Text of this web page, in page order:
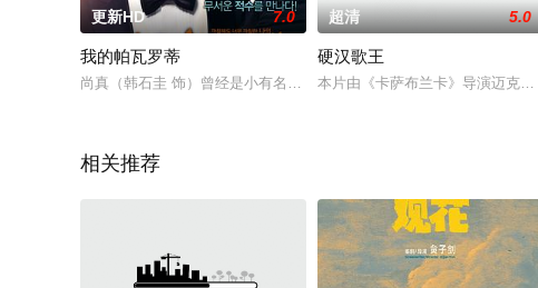
更新HD 7.0
我的帕瓦罗蒂
尚真（韩石圭 饰）曾经是小有名气的声乐家，如今，渐渐落魄的他沦
超清 5.0
硬汉歌王
本片由《卡萨布兰卡》导演迈克
相关推荐